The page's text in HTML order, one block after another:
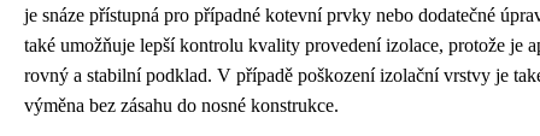
je snáze přístupná pro případné kotevní prvky nebo dodatečné
také umožňuje lepší kontrolu kvality provedení izolace, protože je
rovný a stabilní podklad. V případě poškození izolační vrstvy je
výměna bez zásahu do nosné konstrukce.